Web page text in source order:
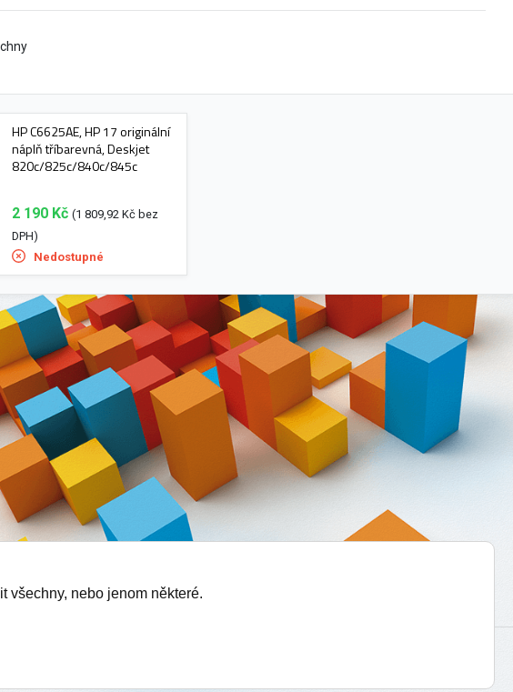
HP C6625AE, HP 17 originální
náplň tříbarevná, Deskjet
820c/825c/840c/845c
2 190 Kč (1 809,92 Kč bez
DPH)
Nedostupné
všechny, nebo jenom některé.